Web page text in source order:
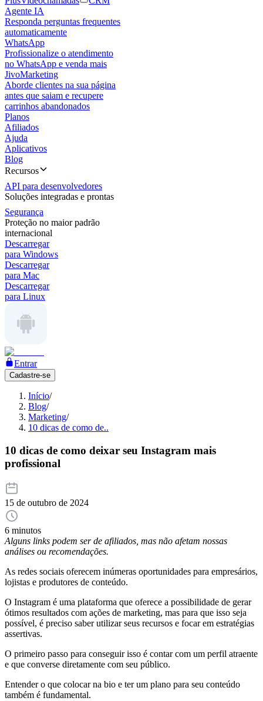
Agente IA
Responda perguntas frequentes
automaticamente
WhatsApp
Profissionalize o atendimento
no WhatsApp e venda mais
JivoMarketing
Aborde clientes na sua página
antes que saiam e recupere
carrinhos abandonados
Planos
Afiliados
Ajuda
Aplicativos
Blog
Recursos
API para desenvolvedores
Soluções integradas e prontas
Segurança
Proteção no maior padrão
internacional
Descarregar
para Windows
Descarregar
para Mac
Descarregar
para Linux
Entrar
Cadastre-se
Início/
Blog/
Marketing/
10 dicas de como de..
10 dicas de como deixar seu Instagram mais
profissional
15 de outubro de 2024
6 minutos
Alguns links podem ser de afiliados, mas não afetam nossas
análises ou recomendações.
As redes sociais oferecem inúmeras oportunidades para empresários,
lojistas e produtores de conteúdo.
O Instagram é uma plataforma que oferece a possibilidade de gerar
ótimos resultados com ações de marketing, mas para que isso seja
possível, é preciso saber utilizar seus recursos e focar em estratégias
assertivas.
O primeiro passo para conseguir isso é contar com um perfil atraente
e que converse diretamente com seu público.
Entender o que colocar na bio e ter um plano para seu conteúdo
também é fundamental.